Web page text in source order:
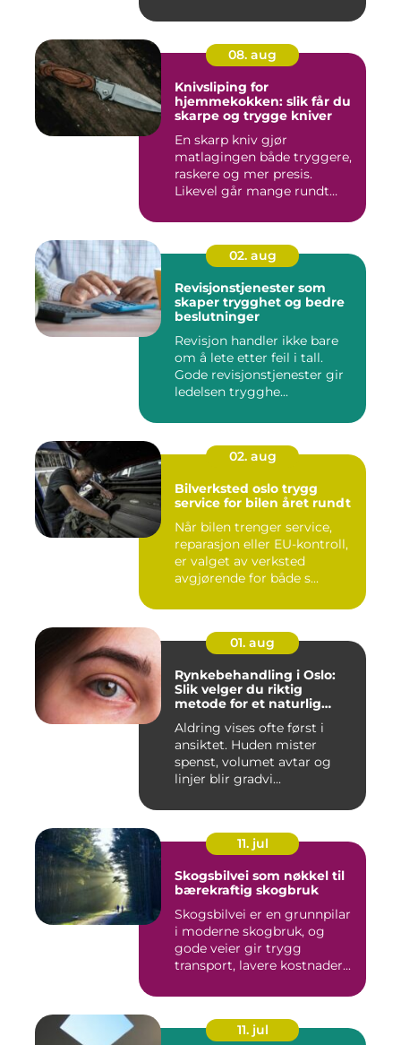
08. aug
Knivsliping for
hjemmekokken: slik får du
skarpe og trygge kniver
En skarp kniv gjør
matlagingen både tryggere,
raskere og mer presis.
Likevel går mange rundt
02. aug
Revisjonstjenester som
skaper trygghet og bedre
beslutninger
Revisjon handler ikke bare
om å lete etter feil i tall.
Gode revisjonstjenester gir
ledelsen trygghe...
02. aug
Bilverksted oslo trygg
service for bilen året rundt
Når bilen trenger service,
reparasjon eller EU-kontroll,
er valget av verksted
avgjørende for både s...
01. aug
Rynkebehandling i Oslo:
Slik velger du riktig
metode for et naturlig
Aldring vises ofte først i
ansiktet. Huden mister
spenst, volumet avtar og
linjer blir gradvi...
11. jul
Skogsbilvei som nøkkel til
bærekraftig skogbruk
Skogsbilvei er en grunnpilar
i moderne skogbruk, og
gode veier gir trygg
transport, lavere kostnader...
11. jul